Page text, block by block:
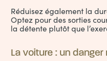
Réduisez également la
Optez pour des sorties
la détente plutôt que
La voiture : un